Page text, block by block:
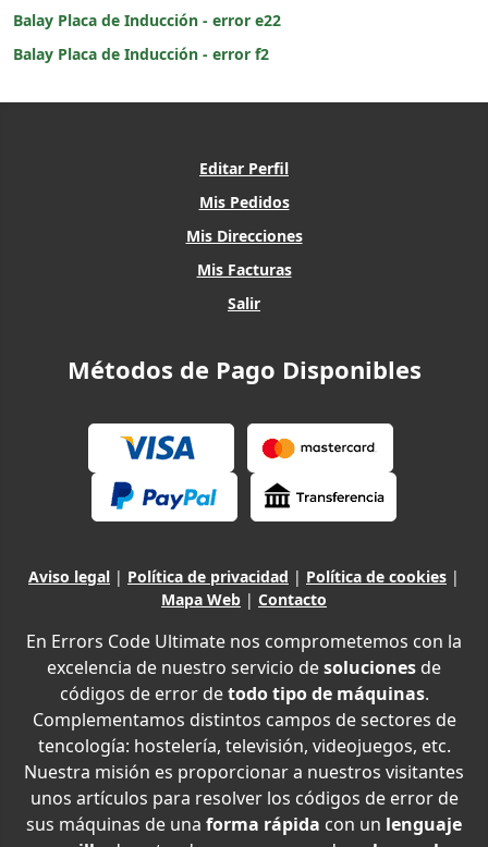
Balay Placa de Inducción - error e22
Balay Placa de Inducción - error f2
Editar Perfil
Mis Pedidos
Mis Direcciones
Mis Facturas
Salir
Métodos de Pago Disponibles
Aviso legal | Política de privacidad | Política de cookies |
Mapa Web | Contacto
En Errors Code Ultimate nos comprometemos con la
excelencia de nuestro servicio desoluciones de
códigos de error detodo tipo de máquinas.
Complementamos distintos campos de sectores de
tencología: hostelería, televisión, videojuegos, etc.
Nuestra misión es proporcionar a nuestros visitantes
unos artículos para resolver los códigos de error de
sus máquinas de una forma rápida con un lenguaje